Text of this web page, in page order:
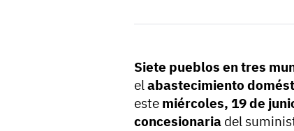
Siete pueblos en tres
elabastecimiento
este miércoles, 19 de
concesionaria del